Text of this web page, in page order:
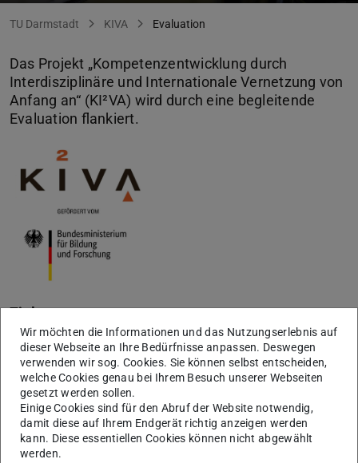
Sie befinden sich hier:
TU Darmstadt KIVA Evaluation
Das Projekt „Kompetenzentwicklung durch
Interdisziplinäre und Internationale Vernetzung von
Anfang an“ (KI²VA) wird durch eine begleitende
Evaluation flankiert.
Zielsetzung:
1. die Wirkungen und Erfolge des Projekts zu analysieren
sowie mögliche Limitationen bereits während der Laufzeit
aufzudecken und zu beheben.
2. zu einer Organisationsentwicklung beizutragen, die
auch nach Projektende sicherstellt, dass die KI²VA-
Innovationen und Qualitätsmerkmale auch über das
Wir möchten die Informationen und das Nutzungserlebnis auf
dieser Webseite an Ihre Bedürfnisse anpassen. Deswegen
verwenden wir sog. Cookies. Sie können selbst entscheiden,
welche Cookies genau bei Ihrem Besuch unserer Webseiten
gesetzt werden sollen.
Einige Cookies sind für den Abruf der Website notwendig,
damit diese auf Ihrem Endgerät richtig anzeigen werden
kann. Diese essentiellen Cookies können nicht abgewählt
werden.